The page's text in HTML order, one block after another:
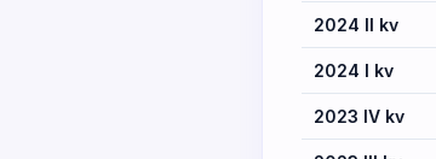
2024 II kv
2024 I kv
2023 IV kv